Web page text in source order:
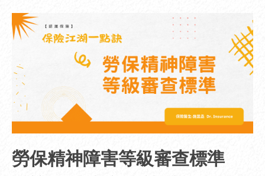
勞保精神障害等級審查標準